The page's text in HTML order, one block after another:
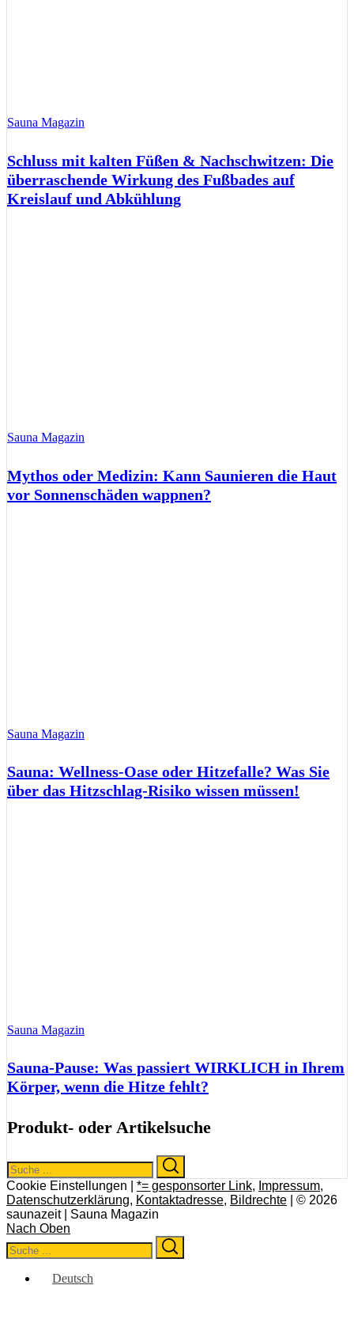
Sauna Magazin
Schluss mit kalten Füßen & Nachschwitzen: Die
überraschende Wirkung des Fußbades auf
Kreislauf und Abkühlung
Sauna Magazin
Mythos oder Medizin: Kann Saunieren die Haut
vor Sonnenschäden wappnen?
Sauna Magazin
Sauna: Wellness-Oase oder Hitzefalle? Was Sie
über das Hitzschlag-Risiko wissen müssen!
Sauna Magazin
Sauna-Pause: Was passiert WIRKLICH in Ihrem
Körper, wenn die Hitze fehlt?
Produkt- oder Artikelsuche
Search
for:
Cookie Einstellungen | *= gesponsorter Link, Impressum,
Datenschutzerklärung, Kontaktadresse, Bildrechte | © 2026
saunazeit | Sauna Magazin
Nach Oben
Search
for:
Deutsch